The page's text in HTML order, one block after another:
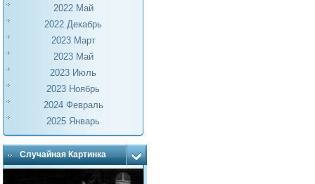
2022 Май
2022 Декабрь
2023 Март
2023 Май
2023 Июль
2023 Ноябрь
2024 Февраль
2025 Январь
Случайная Картинка